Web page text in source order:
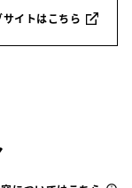
イトはこちら